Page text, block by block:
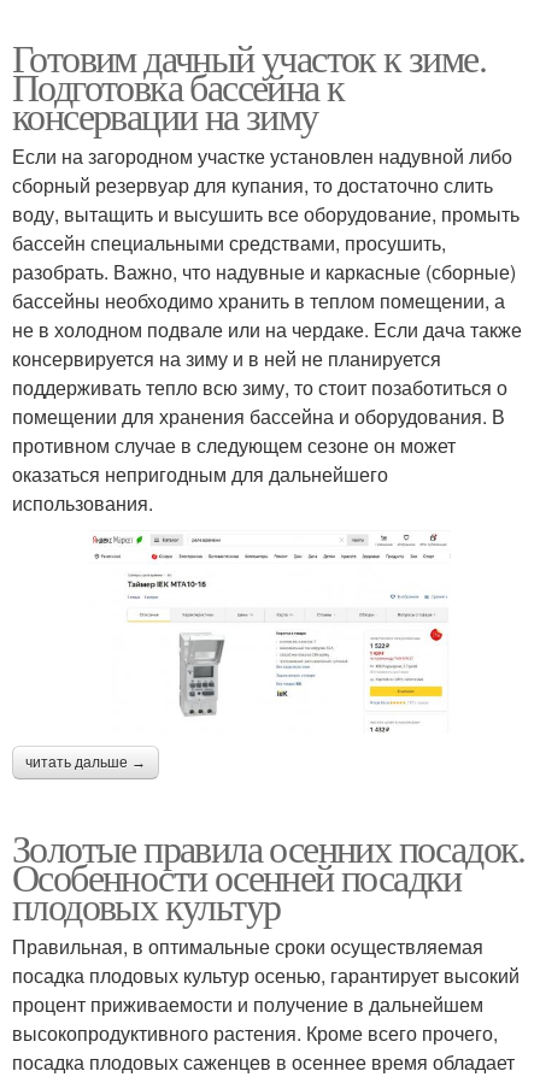
Готовим дачный участок к зиме.
Подготовка бассейна к
консервации на зиму
Если на загородном участке установлен надувной либо
сборный резервуар для купания, то достаточно слить
воду, вытащить и высушить все оборудование, промыть
бассейн специальными средствами, просушить,
разобрать. Важно, что надувные и каркасные (сборные)
бассейны необходимо хранить в теплом помещении, а
не в холодном подвале или на чердаке. Если дача также
консервируется на зиму и в ней не планируется
поддерживать тепло всю зиму, то стоит позаботиться о
помещении для хранения бассейна и оборудования. В
противном случае в следующем сезоне он может
оказаться непригодным для дальнейшего
использования.
читать дальше →
Золотые правила осенних посадок.
Особенности осенней посадки
плодовых культур
Правильная, в оптимальные сроки осуществляемая
посадка плодовых культур осенью, гарантирует высокий
процент приживаемости и получение в дальнейшем
высокопродуктивного растения. Кроме всего прочего,
посадка плодовых саженцев в осеннее время обладает